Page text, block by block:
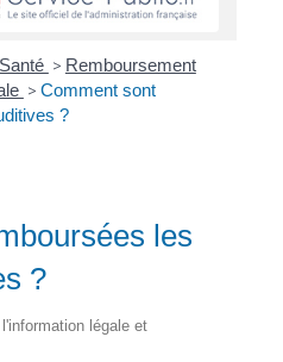
> Remboursement
> Comment sont
?
les
?
légale et